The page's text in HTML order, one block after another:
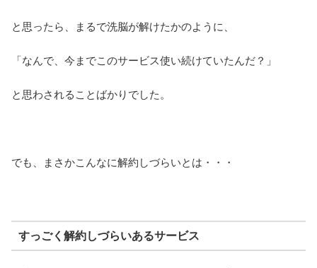
と思ったら、まるで洗脳が解けたかのように、
「なんで、今までこのサービス使い続けていたんだ？」
と思わされることばかりでした。
でも、まさかこんなに解約しづらいとは・・・
すっごく解約しづらいあるサービス